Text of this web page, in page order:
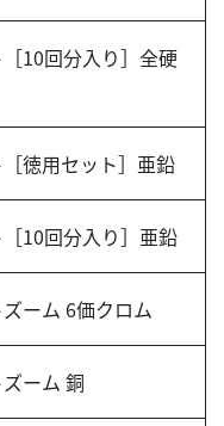
10回分入り］全硬
徳用セット］亜鉛
10回分入り］亜鉛
ーム 6価クロム
ーム 銅